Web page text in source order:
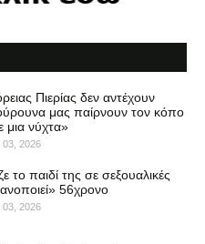
Πιερίας δεν αντέχουν
μας παίρνουν τον κόπο
μια νύχτα»
03, 2026
το παιδί της σε σεξουαλικές
56χρονο
03, 2026